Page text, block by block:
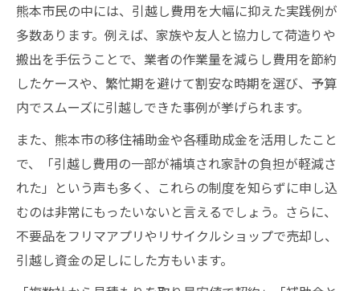
熊本市民の中には、引越し費用を大幅に抑えた実践例が
多数あります。例えば、家族や友人と協力して荷造りや
搬出を手伝うことで、業者の作業量を減らし費用を節約
したケースや、繁忙期を避けて割安な時期を選び、予算
内でスムーズに引越しできた事例が挙げられます。
また、熊本市の移住補助金や各種助成金を活用したこと
で、「引越し費用の一部が補填され家計の負担が軽減さ
れた」という声も多く、これらの制度を知らずに申し込
むのは非常にもったいないと言えるでしょう。さらに、
不要品をフリマアプリやリサイクルショップで売却し、
引越し資金の足しにした方もいます。